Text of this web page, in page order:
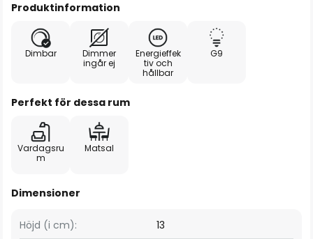
Produktinformation
Dimbar
Dimmer
ingår ej
Energieffek
tiv och
hållbar
G9
Perfekt för dessa rum
Vardagsru
m
Matsal
Dimensioner
Höjd (i cm): 13